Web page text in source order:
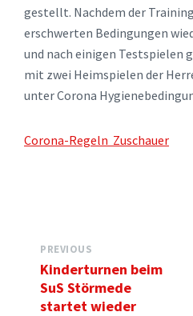
gestellt. Nachdem der
erschwerten Bedingungen
und nach einigen Testspielen
mit zwei Heimspielen der
unter Corona
Corona-Regeln Zuschauer
PREVIOUS
Kinderturnen beim
SuS Störmede
startet wieder